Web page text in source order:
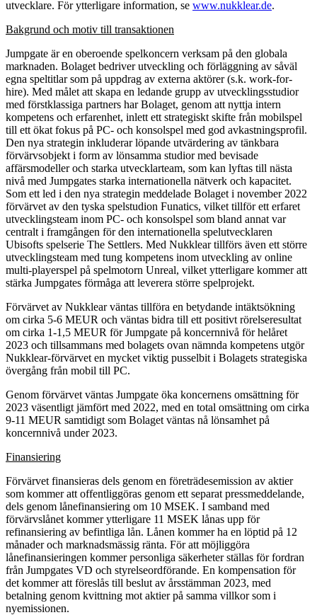
utvecklare. För ytterligare information, se www.nukklear.de.
Bakgrund och motiv till transaktionen
Jumpgate är en oberoende spelkoncern verksam på den globala
marknaden. Bolaget bedriver utveckling och förläggning av såväl
egna speltitlar som på uppdrag av externa aktörer (s.k. work-for-
hire). Med målet att skapa en ledande grupp av utvecklingsstudior
med förstklassiga partners har Bolaget, genom att nyttja intern
kompetens och erfarenhet, inlett ett strategiskt skifte från mobilspel
till ett ökat fokus på PC- och konsolspel med god avkastningsprofil.
Den nya strategin inkluderar löpande utvärdering av tänkbara
förvärvsobjekt i form av lönsamma studior med bevisade
affärsmodeller och starka utvecklarteam, som kan lyftas till nästa
nivå med Jumpgates starka internationella nätverk och kapacitet.
Som ett led i den nya strategin meddelade Bolaget i november 2022
förvärvet av den tyska spelstudion Funatics, vilket tillför ett erfaret
utvecklingsteam inom PC- och konsolspel som bland annat var
centralt i framgången för den internationella spelutvecklaren
Ubisofts spelserie The Settlers. Med Nukklear tillförs även ett större
utvecklingsteam med tung kompetens inom utveckling av online
multi-playerspel på spelmotorn Unreal, vilket ytterligare kommer att
stärka Jumpgates förmåga att leverera större spelprojekt.
Förvärvet av Nukklear väntas tillföra en betydande intäktsökning
om cirka 5-6 MEUR och väntas bidra till ett positivt rörelseresultat
om cirka 1-1,5 MEUR för Jumpgate på koncernnivå för helåret
2023 och tillsammans med bolagets ovan nämnda kompetens utgör
Nukklear-förvärvet en mycket viktig pusselbit i Bolagets strategiska
övergång från mobil till PC.
Genom förvärvet väntas Jumpgate öka koncernens omsättning för
2023 väsentligt jämfört med 2022, med en total omsättning om cirka
9-11 MEUR samtidigt som Bolaget väntas nå lönsamhet på
koncernnivå under 2023.
Finansiering
Förvärvet finansieras dels genom en företrädesemission av aktier
som kommer att offentliggöras genom ett separat pressmeddelande,
dels genom lånefinansiering om 10 MSEK. I samband med
förvärvslånet kommer ytterligare 11 MSEK lånas upp för
refinansiering av befintliga lån. Lånen kommer ha en löptid på 12
månader och marknadsmässig ränta. För att möjliggöra
lånefinansieringen kommer personliga säkerheter ställas för fordran
från Jumpgates VD och styrelseordförande. En kompensation för
det kommer att föreslås till beslut av årsstämman 2023, med
betalning genom kvittning mot aktier på samma villkor som i
nyemissionen.